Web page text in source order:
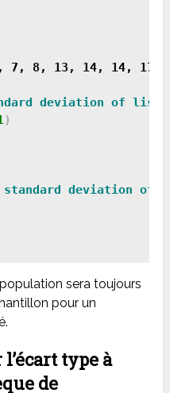
7, 8, 13, 14, 14, 17,
deviation of list
)
standard deviation of
sera toujours
pour un
type à
de